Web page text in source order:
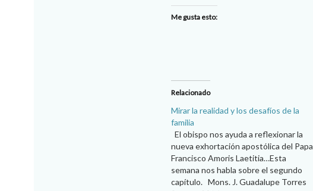
Me gusta esto:
Relacionado
Mirar la realidad y los desafíos de la
familia
El obispo nos ayuda a reflexionar la
nueva exhortación apostólica del Papa
Francisco Amoris Laetitia…Esta
semana nos habla sobre el segundo
capítulo. Mons. J. Guadalupe Torres